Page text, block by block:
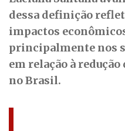
dessa definição
impactos
principalmente nos
em relação à
no Brasil.